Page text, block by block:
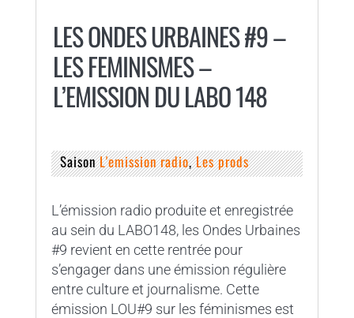
LES ONDES URBAINES #9 –
LES FEMINISMES –
L’EMISSION DU LABO 148
SaisonL'emission radio,Les prods
L’émission radio produite et enregistrée
au sein du LABO148, les Ondes Urbaines
#9 revient en cette rentrée pour
s’engager dans une émission régulière
entre culture et journalisme. Cette
émission LOU#9 sur les féminismes est